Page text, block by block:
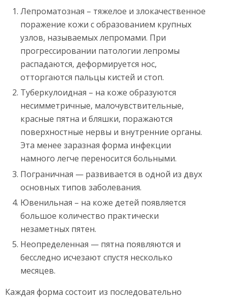
Лепроматозная – тяжелое и злокачественное
поражение кожи с образованием крупных
узлов, называемых лепромами. При
прогрессировании патологии лепромы
распадаются, деформируется нос,
отторгаются пальцы кистей и стоп.
Туберкулоидная – на коже образуются
несимметричные, малочувствительные,
красные пятна и бляшки, поражаются
поверхностные нервы и внутренние органы.
Эта менее заразная форма инфекции
намного легче переносится больными.
Пограничная — развивается в одной из двух
основных типов заболевания.
Ювенильная – на коже детей появляется
большое количество практически
незаметных пятен.
Неопределенная — пятна появляются и
бесследно исчезают спустя несколько
месяцев.
Каждая форма состоит из последовательно